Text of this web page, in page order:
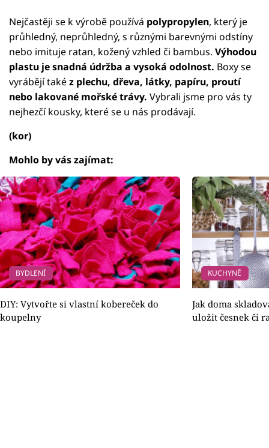
Nejčastěji se k výrobě používá polypropylen, který je
průhledný, neprůhledný, s různými barevnými odstíny
nebo imituje ratan, kožený vzhled či bambus. Výhodou
plastu je snadná údržba a vysoká odolnost. Boxy se
vyrábějí takéz plechu, dřeva, látky, papíru, proutí
nebo lakované mořské trávy. Vybrali jsme pro vás ty
nejhezčí kousky, které se u nás prodávají.
(kor)
Mohlo by vás zajímat:
BYDLENÍ
DIY: Vytvořte si vlastní kobereček do
koupelny
KUCHYNĚ
Jak doma
uložit česnek či